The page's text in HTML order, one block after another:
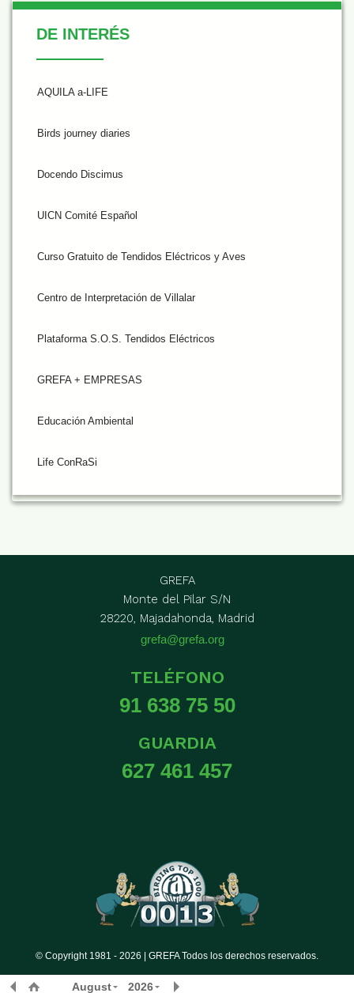
De Interés
DE INTERÉS
AQUILA a-LIFE
Birds journey diaries
Docendo Discimus
UICN Comité Español
Curso Gratuito de Tendidos Eléctricos y Aves
Centro de Interpretación de Villalar
Plataforma S.O.S. Tendidos Eléctricos
GREFA + EMPRESAS
Educación Ambiental
Life ConRaSi
GREFA
Monte del Pilar S/N
28220, Majadahonda, Madrid
grefa@grefa.org
TELÉFONO
91 638 75 50
GUARDIA
627 461 457
© Copyright 1981 - 2026 | GREFA Todos los derechos reservados.
August 2026